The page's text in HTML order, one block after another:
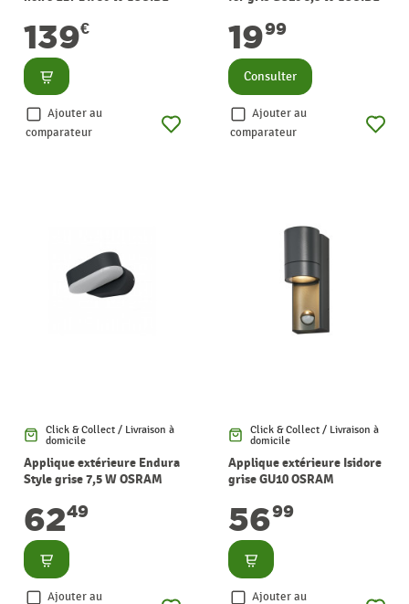
139€
Consulter
Ajouter au
comparateur
1999
Consulter
Ajouter au
comparateur
Click & Collect / Livraison à
domicile
Applique extérieure Endura
Style grise 7,5 W OSRAM
6249
Consulter
Ajouter au
Click & Collect / Livraison à
domicile
Applique extérieure Isidore
grise GU10 OSRAM
5699
Consulter
Ajouter au